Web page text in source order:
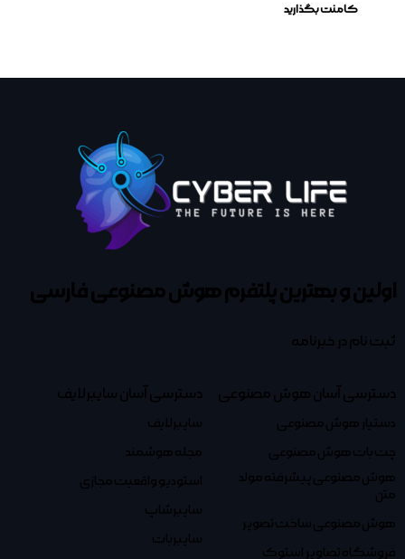
اولین و بهترین پلتفرمهوش مصنوعی فارسی
ثبت نام در خبرنامه
دسترسی آسان هوش مصنوعی
دستیار هوش مصنوعی
چت بات هوش مصنوعی
هوش مصنوعی پیشرفته مولد
متن
هوش مصنوعی ساخت تصویر
فروشگاه تصاویر استوک
دسترسی آسان سایبرلایف
سایبرلایف
مجله هوشمند
استودیو واقعیت مجازی
سایبرشاپ
سایبربات